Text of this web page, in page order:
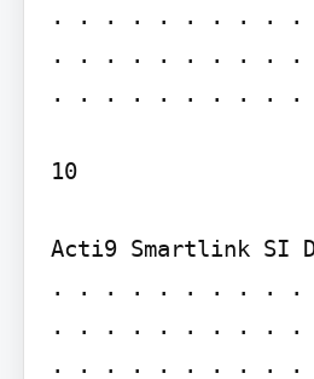
. . . . . . . . . .
. . . . . . . . . .
. . . . . . . . . .
10
Acti9 Smartlink
. . . . . . . . . .
. . . . . . . . . .
. . . . . . . . . .